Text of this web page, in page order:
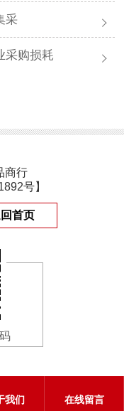
采
采购损耗
商行
号】
首页
我们 在线留言